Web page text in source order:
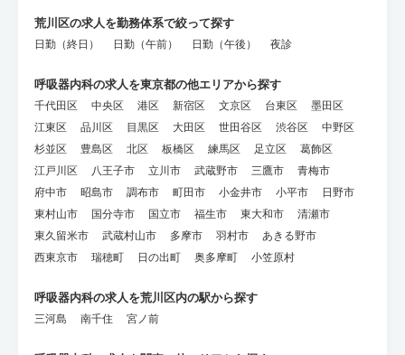
荒川区の求人を勤務体系で絞って探す
日勤（終日） 日勤（午前） 日勤（午後） 夜診
呼吸器内科の求人を東京都の他エリアから探す
千代田区 中央区 港区 新宿区 文京区 台東区
墨田区
江東区
品川区 目黒区 大田区 世田谷区 渋谷区
中野区
杉並区
豊島区 北区 板橋区 練馬区 足立区
葛飾区
江戸川区
八王子市 立川市 武蔵野市 三鷹市
青梅市
府中市
昭島市 調布市 町田市 小金井市 小平市
日野市
東村山市
国分寺市 国立市 福生市 東大和市
清瀬市
東久留米市
武蔵村山市 多摩市 羽村市
あきる野市
西東京市
瑞穂町 日の出町 奥多摩町 小笠原村
呼吸器内科の求人を荒川区内の駅から探す
三河島 南千住 宮ノ前